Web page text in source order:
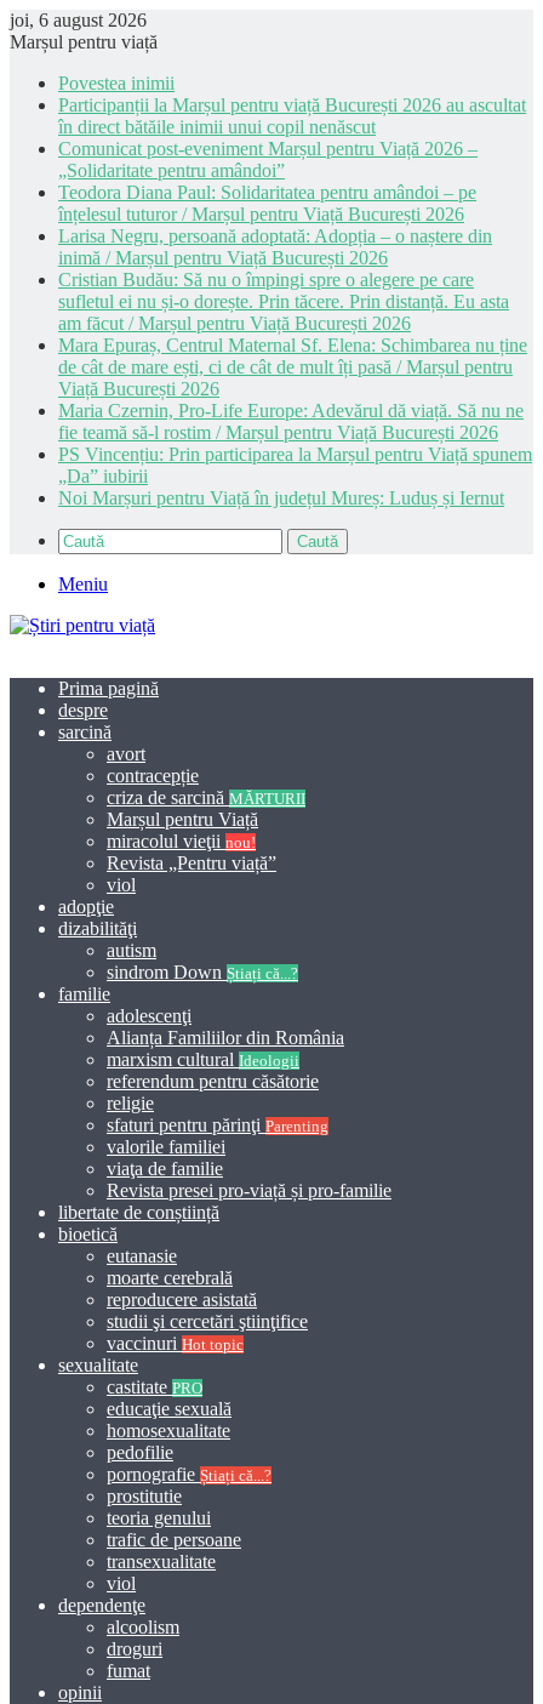
joi, 6 august 2026
Marșul pentru viață
Povestea inimii
Participanții la Marșul pentru viață București 2026 au ascultat
în direct bătăile inimii unui copil nenăscut
Comunicat post-eveniment Marșul pentru Viață 2026 –
„Solidaritate pentru amândoi”
Teodora Diana Paul: Solidaritatea pentru amândoi – pe
înțelesul tuturor / Marșul pentru Viață București 2026
Larisa Negru, persoană adoptată: Adopția – o naștere din
inimă / Marșul pentru Viață București 2026
Cristian Budău: Să nu o împingi spre o alegere pe care
sufletul ei nu și-o dorește. Prin tăcere. Prin distanță. Eu asta
am făcut / Marșul pentru Viață București 2026
Mara Epuraș, Centrul Maternal Sf. Elena: Schimbarea nu ține
de cât de mare ești, ci de cât de mult îți pasă / Marșul pentru
Viață București 2026
Maria Czernin, Pro-Life Europe: Adevărul dă viață. Să nu ne
fie teamă să-l rostim / Marșul pentru Viață București 2026
PS Vincențiu: Prin participarea la Marșul pentru Viață spunem
„Da” iubirii
Noi Marșuri pentru Viață în județul Mureș: Luduș și Iernut
Caută
Meniu
Prima pagină
despre
sarcină
avort
contracepție
criza de sarcină MĂRTURII
Marșul pentru Viață
miracolul vieţii nou!
Revista „Pentru viață”
viol
adopţie
dizabilităţi
autism
sindrom Down Știați că...?
familie
adolescenţi
Alianța Familiilor din România
marxism cultural Ideologii
referendum pentru căsătorie
religie
sfaturi pentru părinţi Parenting
valorile familiei
viaţa de familie
Revista presei pro-viață și pro-familie
libertate de conștiință
bioetică
eutanasie
moarte cerebrală
reproducere asistată
studii şi cercetări ştiinţifice
vaccinuri Hot topic
sexualitate
castitate PRO
educaţie sexuală
homosexualitate
pedofilie
pornografie Știați că...?
prostitutie
teoria genului
trafic de persoane
transexualitate
viol
dependenţe
alcoolism
droguri
fumat
opinii